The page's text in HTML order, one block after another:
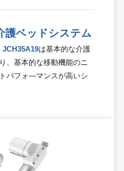
護ベッドシステム
JCH35A19は基本的な介護
、基本的な移動機能のニ
パフォ—マンスが高いシ